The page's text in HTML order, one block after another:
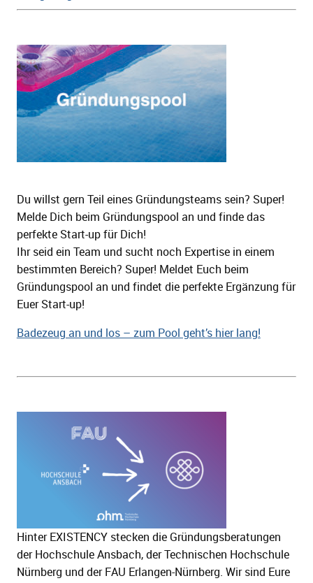
Du willst gern Teil eines Gründungsteams sein? Super!
Melde Dich beim Gründungspool an und finde das
perfekte Start-up für Dich!
Ihr seid ein Team und sucht noch Expertise in einem
bestimmten Bereich? Super! Meldet Euch beim
Gründungspool an und findet die perfekte Ergänzung für
Euer Start-up!
Badezeug an und los – zum Pool geht’s hier lang!
Hinter EXISTENCY stecken die Gründungsberatungen
der Hochschule Ansbach, der Technischen Hochschule
Nürnberg und der FAU Erlangen-Nürnberg. Wir sind Eure